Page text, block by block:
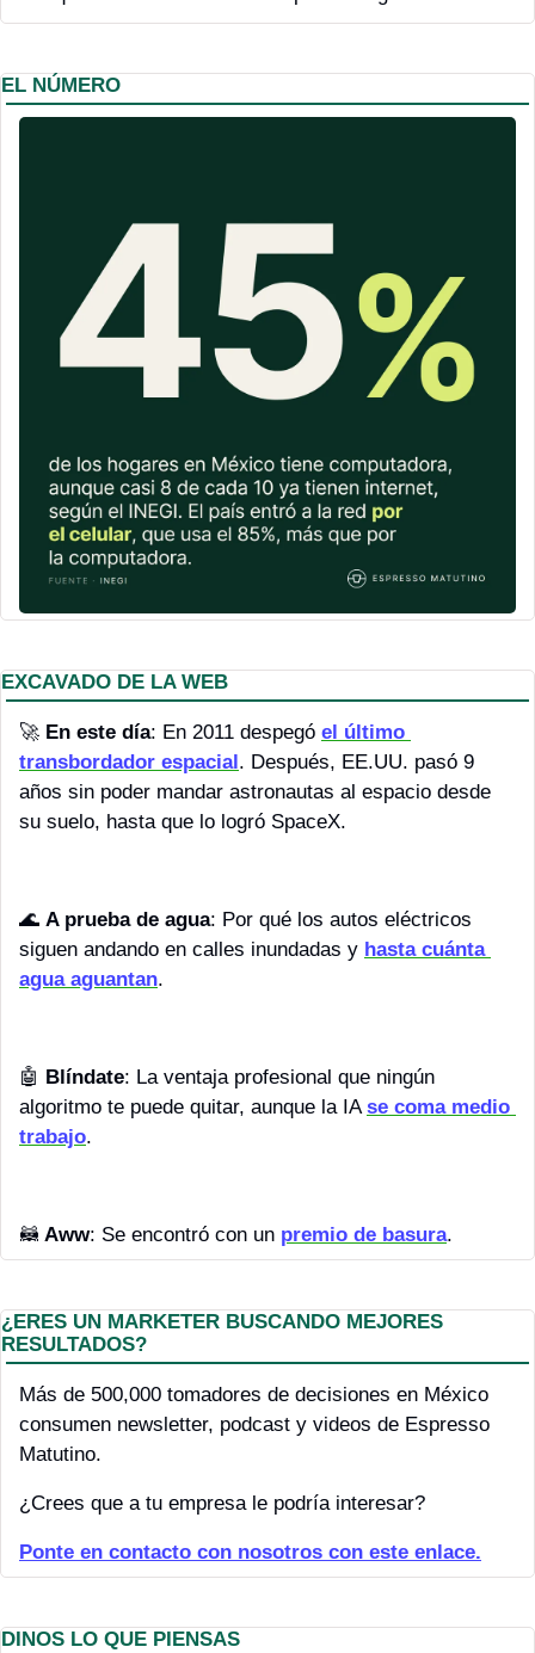
EL NÚMERO
EXCAVADO DE LA WEB
🚀 En este día: En 2011 despegó el último
transbordador espacial. Después, EE.UU. pasó 9
años sin poder mandar astronautas al espacio desde
su suelo, hasta que lo logró SpaceX.
🌊 A prueba de agua: Por qué los autos eléctricos
siguen andando en calles inundadas y hasta cuánta
agua aguantan.
🤖 Blíndate: La ventaja profesional que ningún
algoritmo te puede quitar, aunque la IA se coma medio
trabajo.
🦝 Aww: Se encontró con un premio de basura.
¿ERES UN MARKETER BUSCANDO MEJORES
RESULTADOS?
Más de 500,000 tomadores de decisiones en México
consumen newsletter, podcast y videos de Espresso
Matutino.
¿Crees que a tu empresa le podría interesar?
Ponte en contacto con nosotros con este enlace.
DINOS LO QUE PIENSAS